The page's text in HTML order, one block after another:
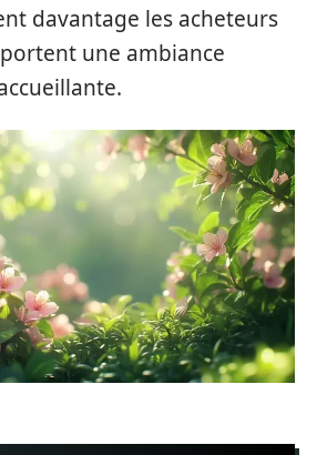
davantage les acheteurs
une ambiance